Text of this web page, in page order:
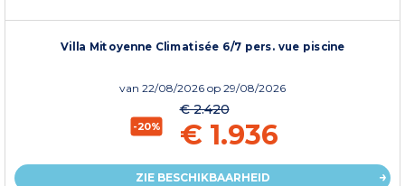
Villa Mitoyenne Climatisée 6/7 pers. vue piscine
van 22/08/2026 op 29/08/2026
-20%
€ 2.420
€ 1.936
ZIE BESCHIKBAARHEID